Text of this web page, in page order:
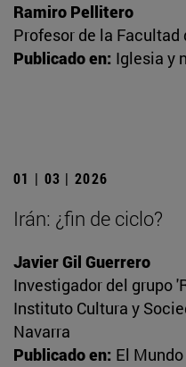
Ramiro Pellitero
Profesor de la Facultad
Publicado en: Iglesia y
01 | 03 | 2026
Irán: ¿fin de ciclo?
Javier Gil Guerrero
Investigador del grupo
Instituto Cultura y
Navarra
Publicado en: El Mundo